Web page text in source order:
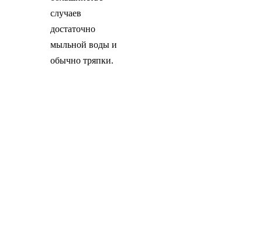
случаев
достаточно
мыльной воды и
обычно тряпки.